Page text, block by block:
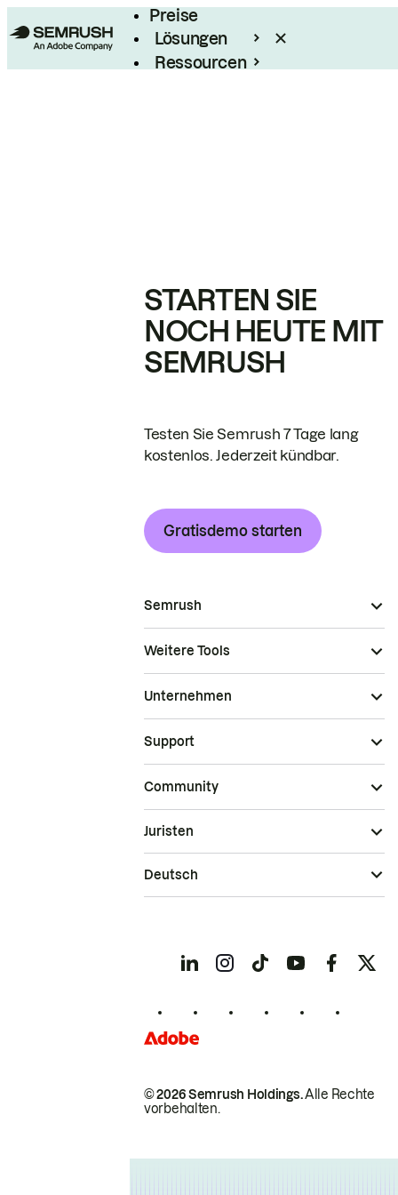
Preise
Lösungen
Ressourcen
STARTEN SIE
NOCH HEUTE MIT
SEMRUSH
Testen Sie Semrush 7 Tage lang
kostenlos. Jederzeit kündbar.
Gratisdemo starten
Semrush
Weitere Tools
Unternehmen
Support
Community
© 2026 Semrush Holdings.Alle Rechte
vorbehalten.
Juristen
Deutsch